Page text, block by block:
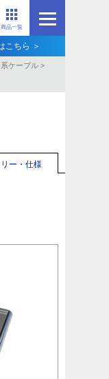
商品一覧
こちら ＞
ケーブル >
ー・仕様